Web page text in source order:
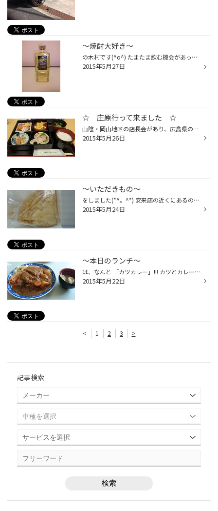
～焼酎大好き～
の木村です(^o^) たまたま飲む機会があったので飲んでみると 濃厚な香りと味がして 美味しかったです(*^。^*) オススメの一品あれば教えて下さいね(^^)/
2015年5月27日
☆ 庄原行って来ました ☆
山陰・岡山地区の店長会があり、広島県の庄原に 行って来ました(^^)v かんぽの郷、庄原まで1時間30分で到着☆ しかし、広島まで近くなりましたね♪ 昼食が出ましたので、写真をパシャリ！ 美味しかったですよ(^○^) 帰りに宍道湖サービスエリアによって プチ休憩。 景色が良かったんで写真撮りました☆
2015年5月26日
～いただきもの～
をしました(*^。^*) 安来店の近くにあるのですが 美味しいですよね！ みんなで美味しく頂きました(^o^) ありがとうございます！ またお返ししますね(^^)/
2015年5月24日
～本日のランチ～
は、なんと 「カツカレー」!!! カツとカレーの組み合わせ考えた人 ありがとうございます(*^。^*) すごく家で作ったカレーの味にそっくりなので 個人的にすごく好きです(^o^) 「ボレロ」さんのです！ ぜひ！
2015年5月22日
< 1 2 3 >
記事検索